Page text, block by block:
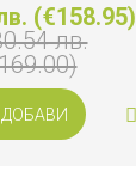
(€158.95)
лв.
ДОБАВИ